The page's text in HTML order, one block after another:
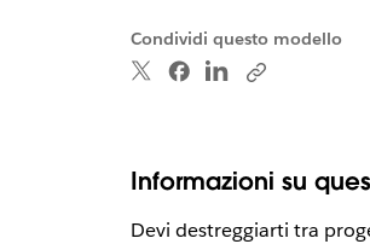
Condividi questo modello
Informazioni su
Devi destreggiarti tra